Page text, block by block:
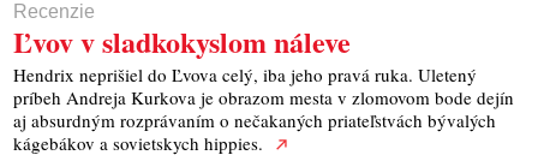
Recenzie
Ľvov v sladkokyslom náleve
Hendrix neprišiel do Ľvova celý, iba jeho pravá ruka. Uletený
príbeh Andreja Kurkova je obrazom mesta v zlomovom bode dejín
aj absurdným rozprávaním o nečakaných priateľstvách bývalých
kágebákov a sovietskych hippies.